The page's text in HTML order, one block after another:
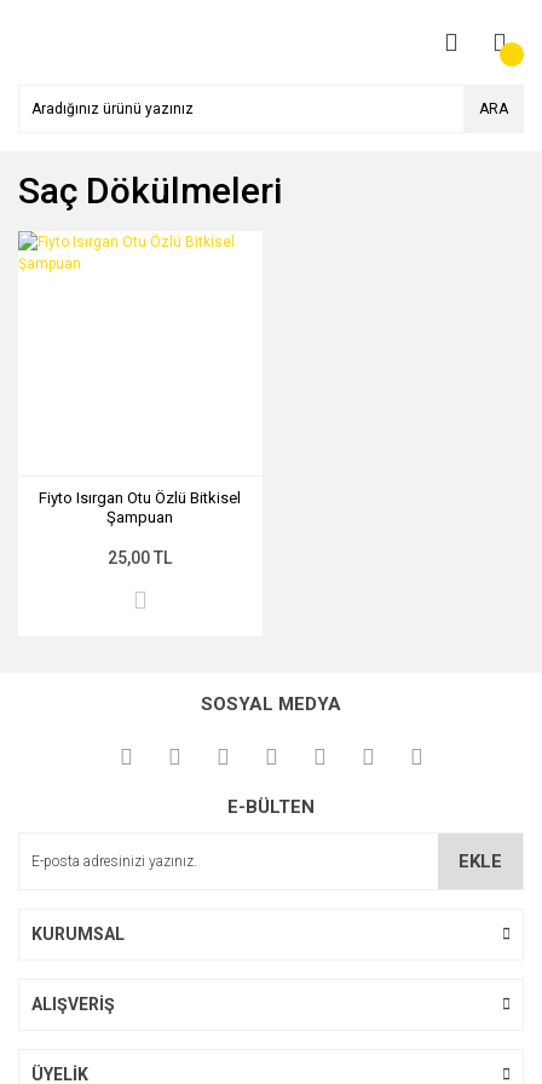
ARA
Saç Dökülmeleri
Fiyto Isırgan Otu Özlü Bitkisel
Şampuan
25,00 TL
SOSYAL MEDYA
E-BÜLTEN
EKLE
KURUMSAL
ALIŞVERİŞ
ÜYELİK